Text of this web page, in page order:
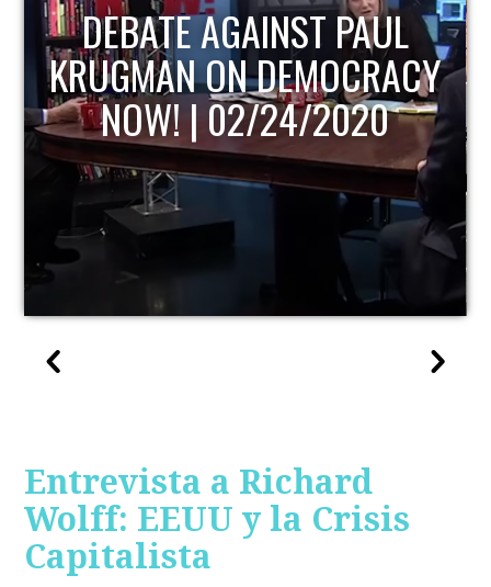
DEBATE AGAINST PAUL
KRUGMAN ON DEMOCRACY
NOW! | 02/24/2020
Entrevista a Richard
Wolff: EEUU y la Crisis
Capitalista